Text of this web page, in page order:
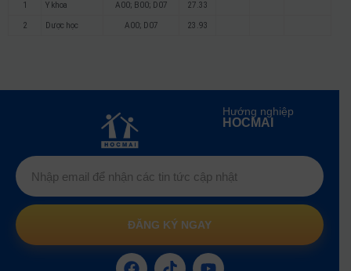
1 Y khoa A00; B00; D07 27.33
2 Dược học A00; D07 23.93
Hướng nghiệp
HOCMAI
ĐĂNG KÝ NGAY